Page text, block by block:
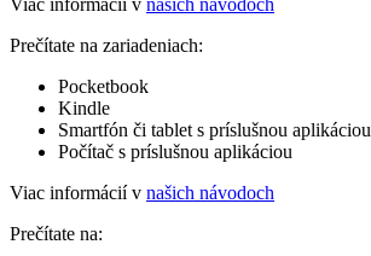
Viac informácií v našich návodoch
Prečítate na zariadeniach:
Pocketbook
Kindle
Smartfón či tablet s príslušnou aplikáciou
Počítač s príslušnou aplikáciou
Viac informácií v našich návodoch
Prečítate na: